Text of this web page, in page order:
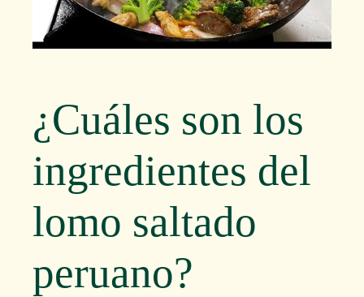
¿Cuáles son los
ingredientes del
lomo saltado
peruano?